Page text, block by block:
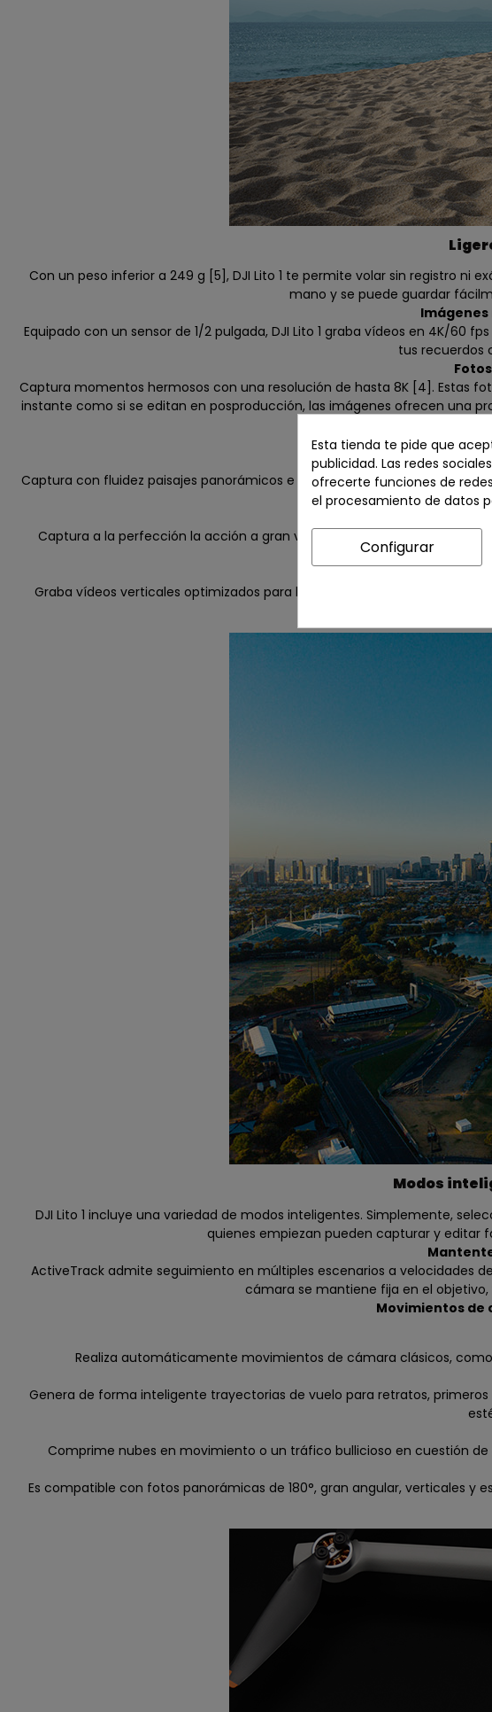
Con un peso inferior a 249 g [5], DJI Lito 1 te permite volar sin registro ni
mano y se puede guardar
Equipado con un sensor de 1/2 pulgada, DJI Lito 1 graba vídeos en 4K/60
tus recuerdos
Captura momentos hermosos con una resolución de hasta 8K [4]. Estas
instante como si se editan en posproducción, las imágenes ofrecen una
Vídeos
Captura con fluidez paisajes panorámicos e iluminación dinámica
hacen que la
Captura a la perfección la acción a gran velocidad, desde atletas
escenas
Graba vídeos verticales optimizados para la visualización en
Modos
DJI Lito 1 incluye una variedad de modos inteligentes. Simplemente,
quienes empiezan pueden capturar y editar
ActiveTrack admite seguimiento en múltiples escenarios a velocidades
cámara se mantiene fija en el
Movimientos de
Realiza automáticamente movimientos de cámara clásicos,
Genera de forma inteligente trayectorias de vuelo para retratos,
Comprime nubes en movimiento o un tráfico bullicioso en cuestión
Es compatible con fotos panorámicas de 180°, gran angular, verticales
Esta tienda te pide que
publicidad. Las redes
ofrecerte funciones de
el procesamiento de datos
Configurar